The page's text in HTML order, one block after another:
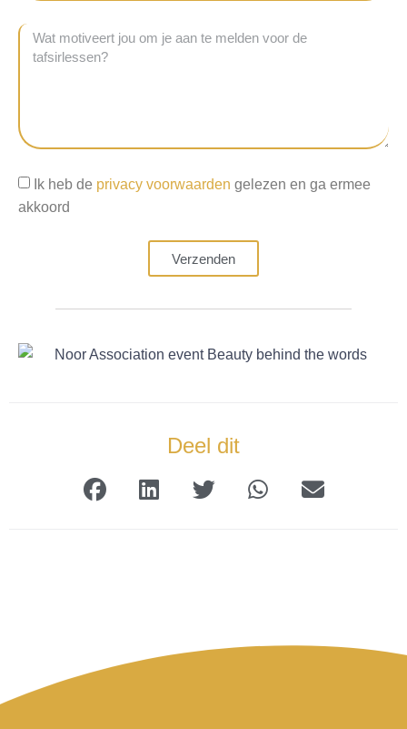
Ik heb de privacy voorwaarden gelezen en ga ermee
akkoord
Verzenden
Deel dit